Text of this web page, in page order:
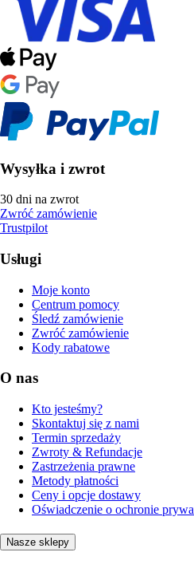
Wysyłka i zwrot
30 dni na zwrot
Zwróć zamówienie
Trustpilot
Usługi
Moje konto
Centrum pomocy
Śledź zamówienie
Zwróć zamówienie
Kody rabatowe
O nas
Kto jesteśmy?
Skontaktuj się z nami
Termin sprzedaży
Zwroty & Refundacje
Zastrzeżenia prawne
Metody płatności
Ceny i opcje dostawy
Oświadczenie o ochronie
Nasze sklepy